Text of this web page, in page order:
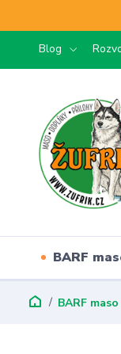
Blog
BARF
BARF maso